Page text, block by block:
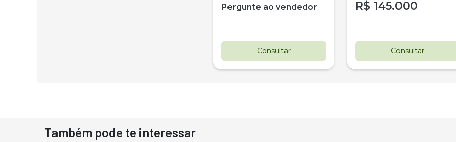
Pergunte ao vendedor
Consultar
R$ 145.000
Consultar
Também pode te interessar